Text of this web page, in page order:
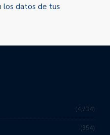
los datos de tus
4,734
354